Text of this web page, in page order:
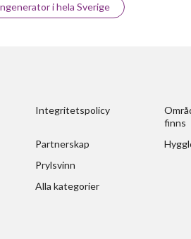
i hela Sverige
Integritetspolicy
Partnerskap
Prylsvinn
Alla kategorier
finns